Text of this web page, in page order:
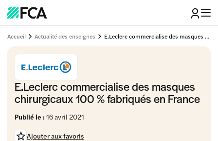
Accueil Actualité des enseignes E.Leclerc commercialise des masques chirurgicaux 100 % fabriqués en France
E.Leclerc commercialise des masques
chirurgicaux 100 % fabriqués en France
Publié le : 16 avril 2021
Ajouter aux favoris